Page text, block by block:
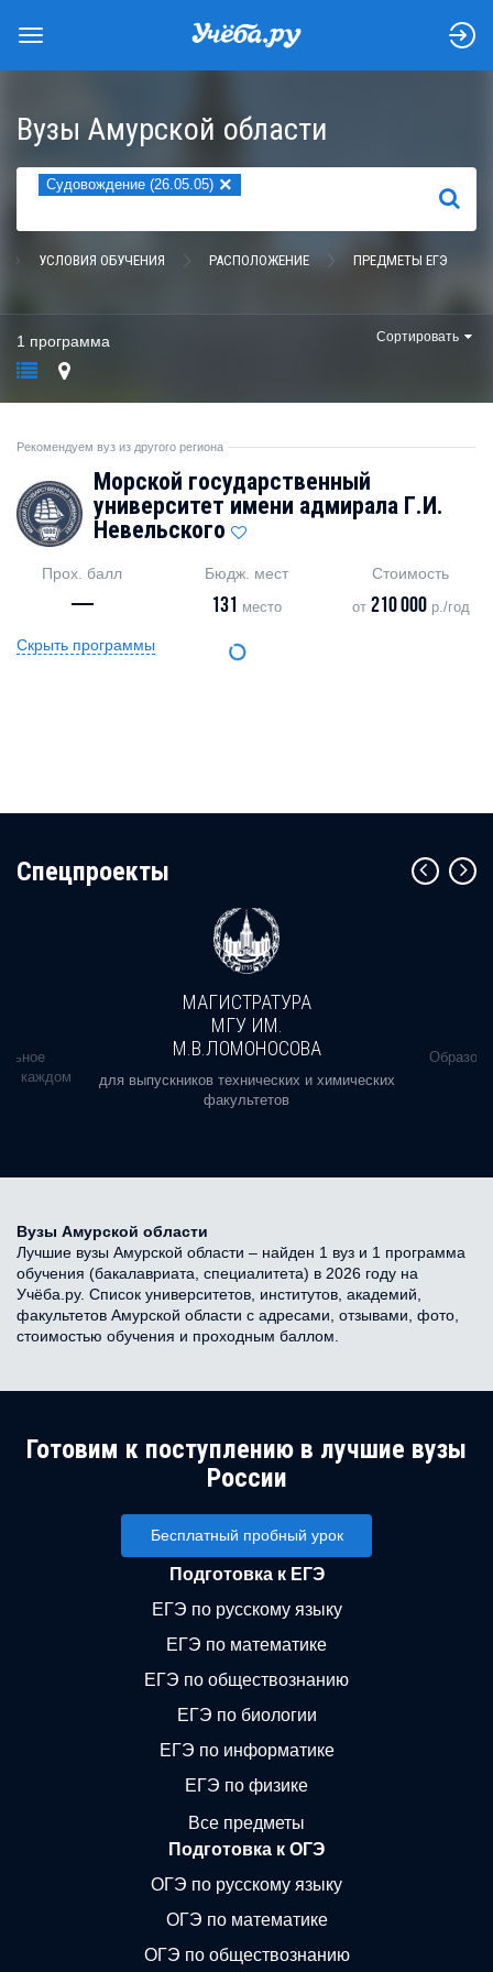
Вузы Амурской области
Судовождение (26.05.05) ×
НАЙТИ
УСЛОВИЯ ОБУЧЕНИЯ РАСПОЛОЖЕНИЕ ПРЕДМЕТЫ ЕГЭ
1 программа Сортировать
Рекомендуем вуз из другого региона
Морской государственный
университет имени адмирала Г.И.
Невельского
Прох. балл
—
Бюдж. мест
131 место
Стоимость
от 210 000р./год
Скрыть программы
Cпецпроекты
в каждом
МАГИСТРАТУРА
МГУ ИМ.
М.В.ЛОМОНОСОВА
для выпускников технических и химических
факультетов
Вузы Амурской области
Лучшие вузы Амурской области – найден 1 вуз и 1 программа
обучения (бакалавриата, специалитета) в 2026 году на
Учёба.ру. Список университетов, институтов, академий,
факультетов Амурской области с адресами, отзывами, фото,
стоимостью обучения и проходным баллом.
Готовим к поступлению в лучшие вузы
России
Бесплатный пробный урок
Подготовка к ЕГЭ
ЕГЭ по русскому языку
ЕГЭ по математике
ЕГЭ по обществознанию
ЕГЭ по биологии
ЕГЭ по информатике
ЕГЭ по физике
Все предметы
Подготовка к ОГЭ
ОГЭ по русскому языку
ОГЭ по математике
ОГЭ по обществознанию